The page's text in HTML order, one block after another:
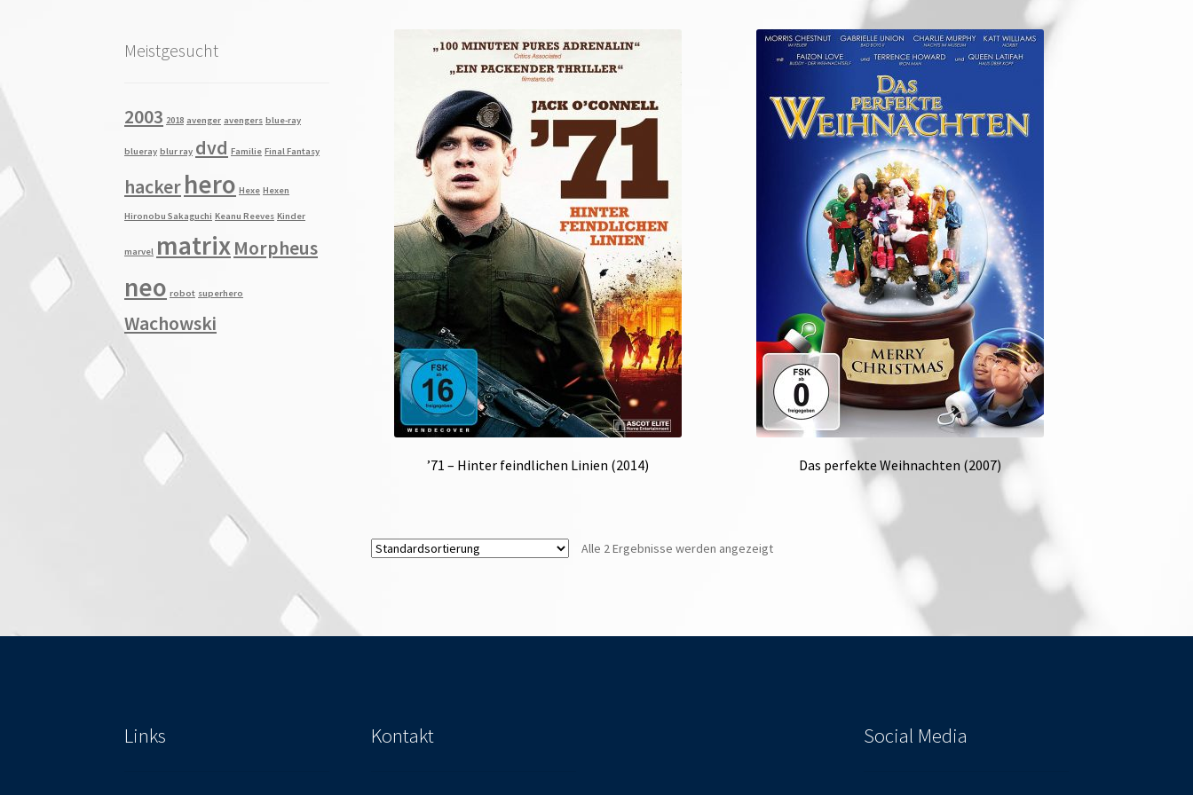
’71 – Hinter feindlichen Linien (2014) Das perfekte Weihnachten (2007)
Alle 2 Ergebnisse werden angezeigt
Meistgesucht
2003 2018 avenger avengers blue-ray
blueray blur ray dvd Familie Final Fantasy
hackerhero Hexe Hexen
Hironobu Sakaguchi Keanu Reeves Kinder
marvel matrixMorpheus
neo robot superhero
Wachowski
Links Kontakt Social Media